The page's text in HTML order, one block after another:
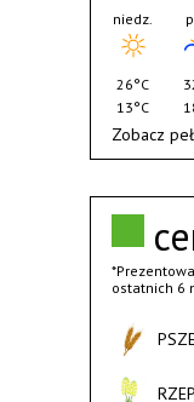
ostatnich 6
niedz.
26°C
13°C
Zobacz